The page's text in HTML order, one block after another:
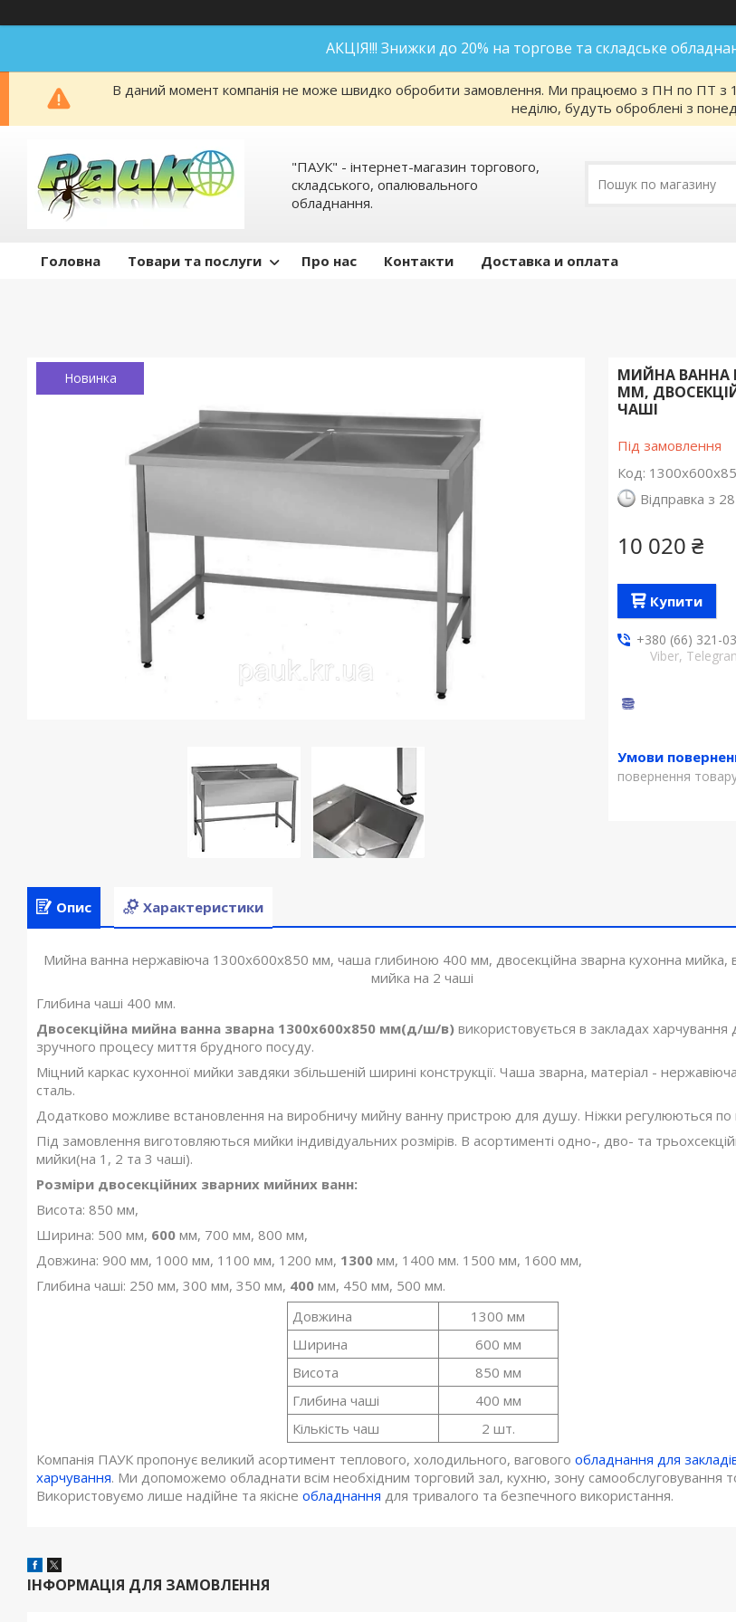
АКЦІЯ!!! Знижки до 20% на торгове та складське
В даний момент компанія не може швидко обробити замовлення. Ми працюємо з ПН по ПТ з
неділю, будуть оброблені з
"ПАУК" - інтернет-магазин торгового,
складського, опалювального
обладнання.
Головна Товари та послуги Про нас Контакти Доставка и оплата
Новинка
МИЙНА ВАННА
ММ,
ЧАШІ
Під замовлення
Код:
Відправка з
10 020 ₴
Купити
+380 (66) 321-
Viber,
повернення
Опис Характеристики
Мийна ванна нержавіюча 1300х600х850 мм, чаша глибиною 400 мм, двосекційна зварна кухонна мийка,
мийка на 2 чаші
Глибина чаші 400 мм.
Двосекційна мийна ванна зварна 1300х600х850 мм(д/ш/в) використовується в закладах харчування
зручного процесу миття брудного посуду.
Міцний каркас кухонної мийки завдяки збільшеній ширині конструкції. Чаша зварна, матеріал -
сталь.
Додатково можливе встановлення на виробничу мийну ванну пристрою для душу. Ніжки регулюються по
Під замовлення виготовляються мийки індивідуальних розмірів. В асортименті одно-, дво- та
мийки(на 1, 2 та 3 чаші).
Розміри двосекційних зварних мийних ванн:
Висота: 850 мм,
Ширина: 500 мм, 600 мм, 700 мм, 800 мм,
Довжина: 900 мм, 1000 мм, 1100 мм, 1200 мм, 1300 мм, 1400 мм. 1500 мм, 1600 мм,
Глибина чаші: 250 мм, 300 мм, 350 мм, 400 мм, 450 мм, 500 мм.
Довжина
1300 мм
Ширина
600 мм
Висота
850 мм
Глибина чаші
400 мм
Кількість чаш
2 шт.
Компанія ПАУК пропонує великий асортимент теплового, холодильного, вагового обладнання для
харчування. Ми допоможемо обладнати всім необхідним торговий зал, кухню, зону самообслуговування
Використовуємо лише надійне та якісне обладнання для тривалого та безпечного використання.
ІНФОРМАЦІЯ ДЛЯ ЗАМОВЛЕННЯ